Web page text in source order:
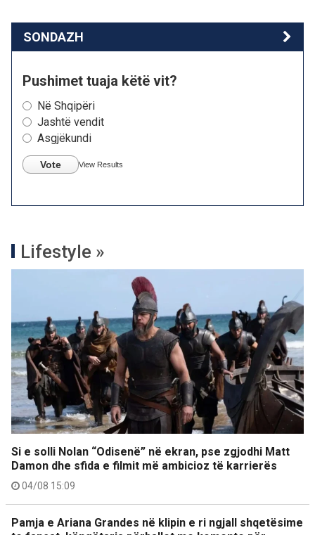
SONDAZH
Pushimet tuaja këtë vit?
Në Shqipëri
Jashtë vendit
Asgjëkundi
Vote View Results
Lifestyle »
Si e solli Nolan “Odisenë” në ekran, pse zgjodhi Matt
Damon dhe sfida e filmit më ambicioz të karrierës
04/08 15:09
Pamja e Ariana Grandes në klipin e ri ngjall shqetësime